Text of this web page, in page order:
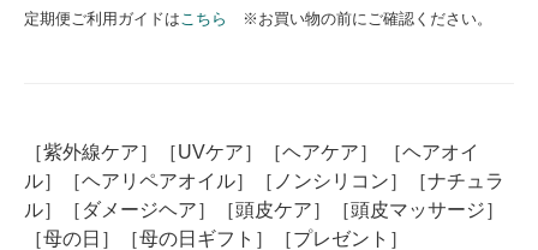
定期便ご利用ガイドはこちら ※お買い物の前にご確認ください。
［紫外線ケア］［UVケア］［ヘアケア］ ［ヘアオイ
ル］［ヘアリペアオイル］［ノンシリコン］［ナチュラ
ル］［ダメージヘア］［頭皮ケア］［頭皮マッサージ］
［母の日］［母の日ギフト］［プレゼント］